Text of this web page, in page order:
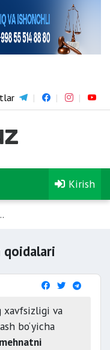
Kirish
qoidalari
xavfsizligi va
bo‘yicha
mehnatni